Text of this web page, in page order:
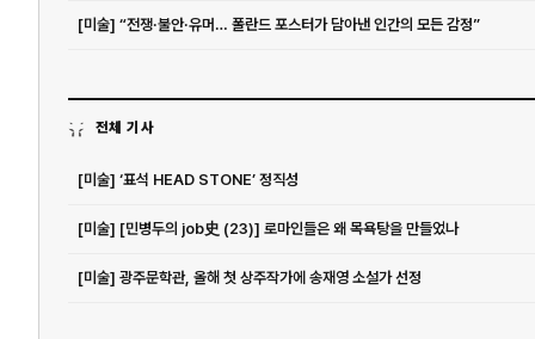
[미술] “전쟁·불안·유머… 폴란드 포스터가 담아낸 인간의 모든 감정”
전체 기사
[미술] ‘표석 HEAD STONE’ 정직성
[미술] [민병두의 job史 (23)] 로마인들은 왜 목욕탕을 만들었나
[미술] 광주문학관, 올해 첫 상주작가에 송재영 소설가 선정